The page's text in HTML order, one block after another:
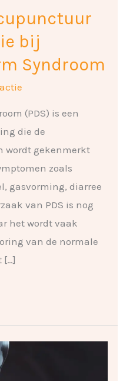
bij
Syndroom
(PDS) is een
die de
wordt gekenmerkt
zoals
gasvorming, diarree
van PDS is nog
het wordt vaak
van de normale
[…]